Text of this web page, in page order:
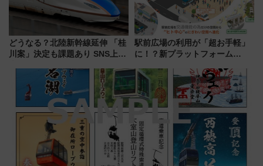
どうなる？北陸新幹線延伸 「桂
川案」決定も課題あり SNS上の
駅前広場の利用が「超お手軽」
に！？新プラットフォーム
マホで簡単申請 物販や演奏会な
どに【JR東日本】